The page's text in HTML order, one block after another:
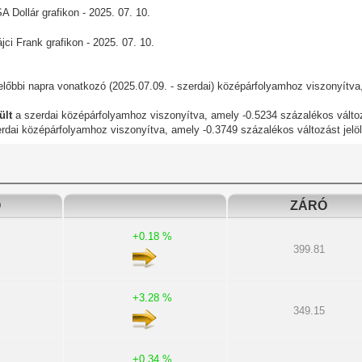
napra vonatkozó (2025.07.09. - szerdai) középárfolyamhoz
a szerdai középárfolyamhoz viszonyítva, amely -0.5234 százalékos
középárfolyamhoz viszonyítva, amely -0.3749 százalékos változást
ZÁRÓ
+0.18 %
399.81
+3.28 %
349.15
+0.34 %